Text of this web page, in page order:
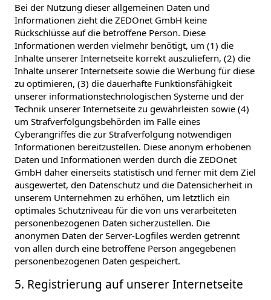
Bei der Nutzung dieser allgemeinen Daten und
Informationen zieht die ZEDOnet GmbH keine
Rückschlüsse auf die betroffene Person. Diese
Informationen werden vielmehr benötigt, um (1) die
Inhalte unserer Internetseite korrekt auszuliefern, (2) die
Inhalte unserer Internetseite sowie die Werbung für diese
zu optimieren, (3) die dauerhafte Funktionsfähigkeit
unserer informationstechnologischen Systeme und der
Technik unserer Internetseite zu gewährleisten sowie (4)
um Strafverfolgungsbehörden im Falle eines
Cyberangriffes die zur Strafverfolgung notwendigen
Informationen bereitzustellen. Diese anonym erhobenen
Daten und Informationen werden durch die ZEDOnet
GmbH daher einerseits statistisch und ferner mit dem Ziel
ausgewertet, den Datenschutz und die Datensicherheit in
unserem Unternehmen zu erhöhen, um letztlich ein
optimales Schutzniveau für die von uns verarbeiteten
personenbezogenen Daten sicherzustellen. Die
anonymen Daten der Server-Logfiles werden getrennt
von allen durch eine betroffene Person angegebenen
personenbezogenen Daten gespeichert.
5. Registrierung auf unserer Internetseite